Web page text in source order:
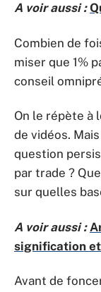
A voir aussi :
Combien de
miser que 1%
conseil
On le répète à
de vidéos.
question
par trade ?
sur quelles
A voir aussi :
signification
Avant de